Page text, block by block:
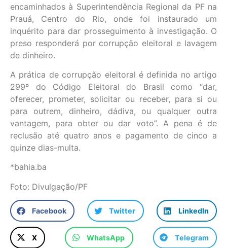
encaminhados à Superintendência Regional da PF na
Prauá, Centro do Rio, onde foi instaurado um
inquérito para dar prosseguimento à investigação. O
preso responderá por corrupção eleitoral e lavagem
de dinheiro.
A prática de corrupção eleitoral é definida no artigo
299º do Código Eleitoral do Brasil como “dar,
oferecer, prometer, solicitar ou receber, para si ou
para outrem, dinheiro, dádiva, ou qualquer outra
vantagem, para obter ou dar voto”. A pena é de
reclusão até quatro anos e pagamento de cinco a
quinze dias-multa.
*bahia.ba
Foto: Divulgação/PF
Facebook Twitter LinkedIn
X WhatsApp Telegram